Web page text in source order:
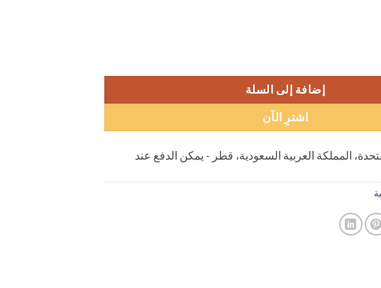
إضافة إلى السلة
اشترِ الآن
المملكة العربية السعودية، قطر - يمكن الدفع عند